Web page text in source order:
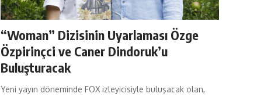
“Woman” Dizisinin Uyarlaması Özge
Özpirinçci ve Caner Dindoruk’u
Buluşturacak
Yeni yayın döneminde FOX izleyicisiyle buluşacak olan,